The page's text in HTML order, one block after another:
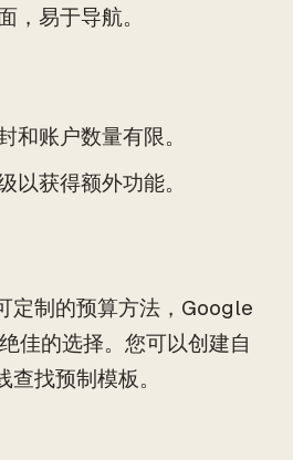
，易于导航。
和账户数量有限。
以获得额外功能。
定制的预算方法，Google
佳的选择。您可以创建自
找预制模板。